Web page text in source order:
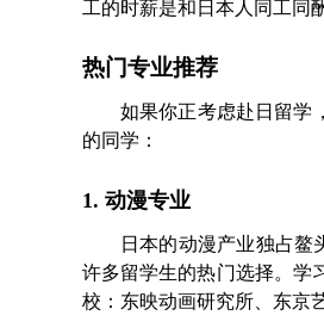
工的时薪是和日本人同工同
热门专业推荐
如果你正考虑赴日留学
的同学：
1. 动漫专业
日本的动漫产业独占鳌
许多留学生的热门选择。学
校：东映动画研究所、东京